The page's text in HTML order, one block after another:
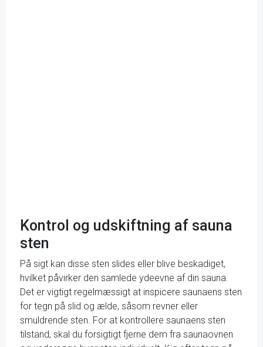
Kontrol og udskiftning af sauna
sten
På sigt kan disse sten slides eller blive beskadiget,
hvilket påvirker den samlede ydeevne af din sauna.
Det er vigtigt regelmæssigt at inspicere saunaens sten
for tegn på slid og ælde, såsom revner eller
smuldrende sten. For at kontrollere saunaens sten
tilstand, skal du forsigtigt fjerne dem fra saunaovnen